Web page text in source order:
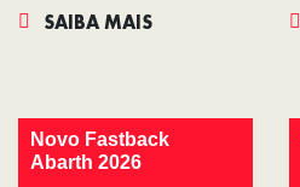
SAIBA MAIS
Novo Fastback
Abarth 2026